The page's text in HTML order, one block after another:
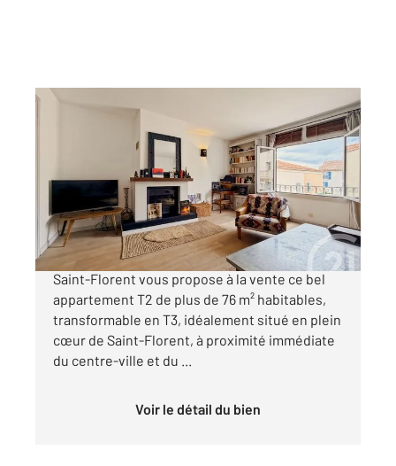
ST FLORENT 202
, 2 pièces
Appartement T2 à vendre
368 000 €
Votre agence CENTURY 21 Dary Immobilier à
Saint-Florent vous propose à la vente ce bel
appartement T2 de plus de 76 m² habitables,
transformable en T3, idéalement situé en plein
cœur de Saint-Florent, à proximité immédiate
du centre-ville et du ...
Voir le détail du bien